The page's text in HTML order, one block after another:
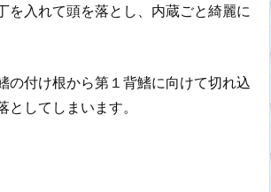
を入れて頭を落とし、内蔵ごと綺麗に
の付け根から第１背鰭に向けて切れ込
してしまいます。